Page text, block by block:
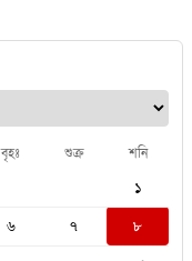
বৃহঃ শুক্র শনি
১
৬ ৭
৮